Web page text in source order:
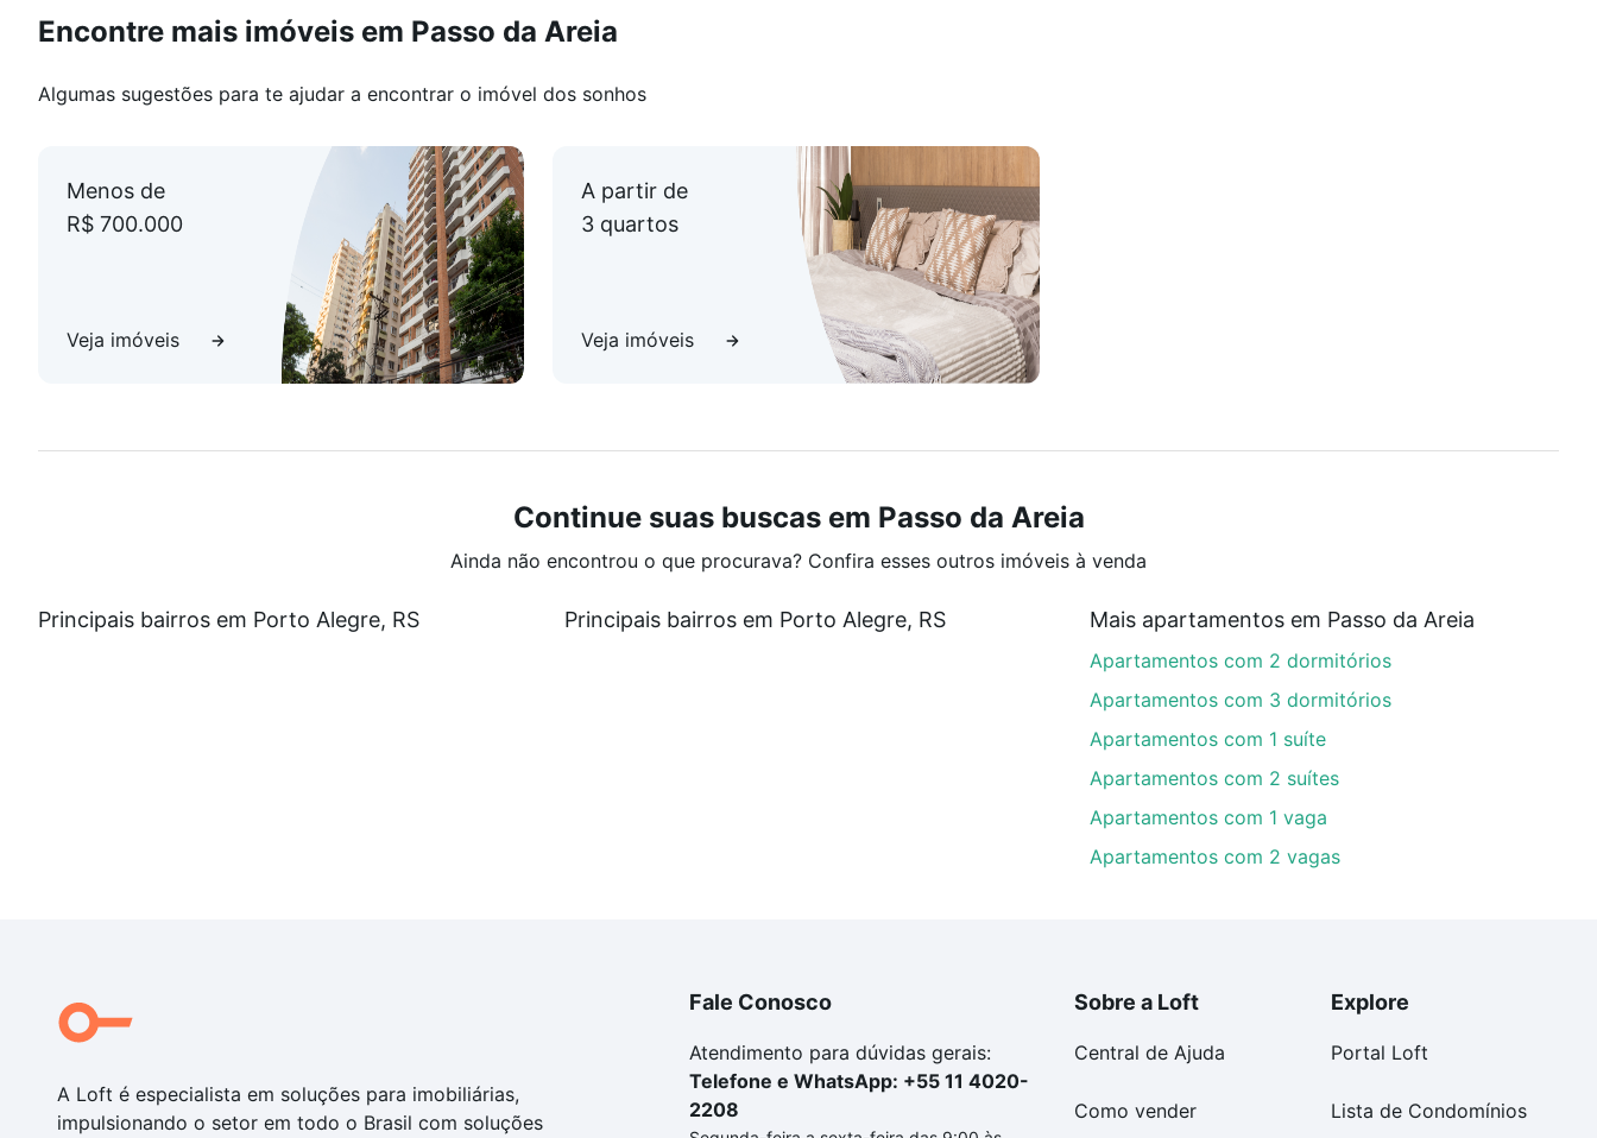
Encontre mais imóveis em Passo da Areia
Algumas sugestões para te ajudar a encontrar o imóvel dos sonhos
Menos de
R$ 700.000
Veja imóveis
A partir de
3 quartos
Veja imóveis
Continue suas buscas em Passo da Areia
Ainda não encontrou o que procurava? Confira esses outros imóveis à venda
Principais bairros em Porto Alegre, RS Principais bairros em Porto Alegre, RS Mais apartamentos em Passo da Areia
Apartamentos com 2 dormitórios
Apartamentos com 3 dormitórios
Apartamentos com 1 suíte
Apartamentos com 2 suítes
Apartamentos com 1 vaga
Apartamentos com 2 vagas
A Loft é especialista em soluções para imobiliárias,
impulsionando o setor em todo o Brasil com soluções
Fale Conosco
Atendimento para dúvidas gerais:
Telefone e WhatsApp: +55 11 4020-
2208
Sobre a Loft
Central de Ajuda
Como vender
Explore
Portal Loft
Lista de Condomínios